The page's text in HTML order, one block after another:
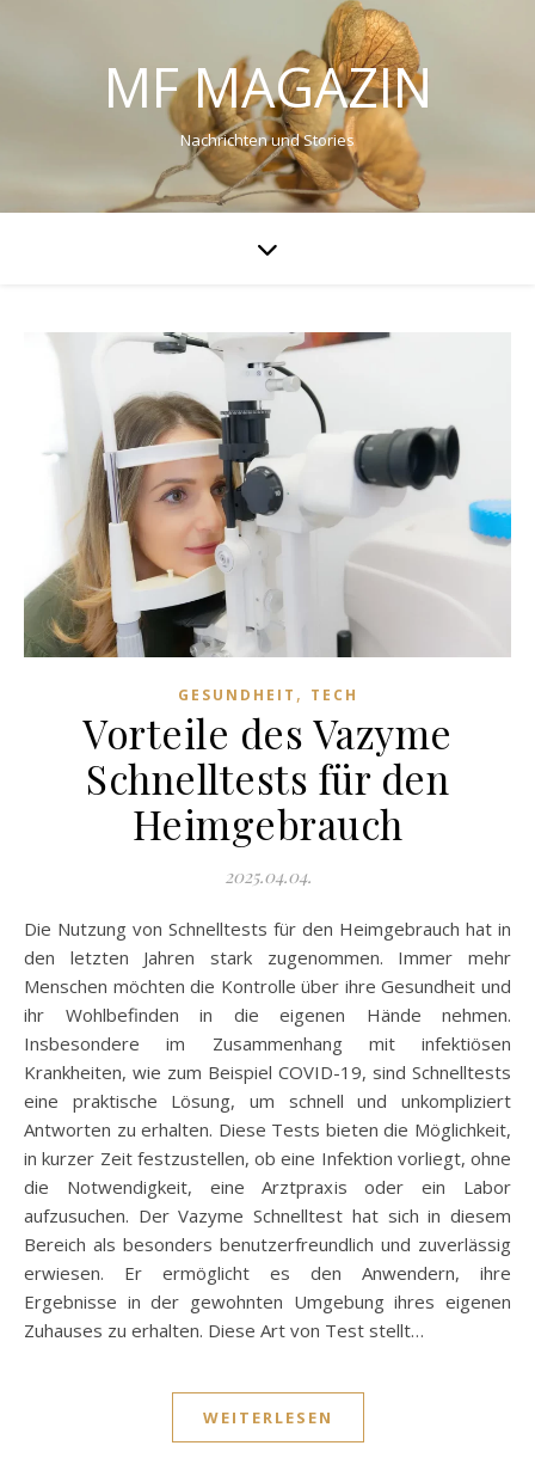
MF MAGAZIN
Nachrichten und Stories
GESUNDHEIT , TECH
Vorteile des Vazyme
Schnelltests für den
Heimgebrauch
2025.04.04.
Die Nutzung von Schnelltests für den Heimgebrauch hat in
den letzten Jahren stark zugenommen. Immer mehr
Menschen möchten die Kontrolle über ihre Gesundheit und
ihr Wohlbefinden in die eigenen Hände nehmen.
Insbesondere im Zusammenhang mit infektiösen
Krankheiten, wie zum Beispiel COVID-19, sind Schnelltests
eine praktische Lösung, um schnell und unkompliziert
Antworten zu erhalten. Diese Tests bieten die Möglichkeit,
in kurzer Zeit festzustellen, ob eine Infektion vorliegt, ohne
die Notwendigkeit, eine Arztpraxis oder ein Labor
aufzusuchen. Der Vazyme Schnelltest hat sich in diesem
Bereich als besonders benutzerfreundlich und zuverlässig
erwiesen. Er ermöglicht es den Anwendern, ihre
Ergebnisse in der gewohnten Umgebung ihres eigenen
Zuhauses zu erhalten. Diese Art von Test stellt…
WEITERLESEN